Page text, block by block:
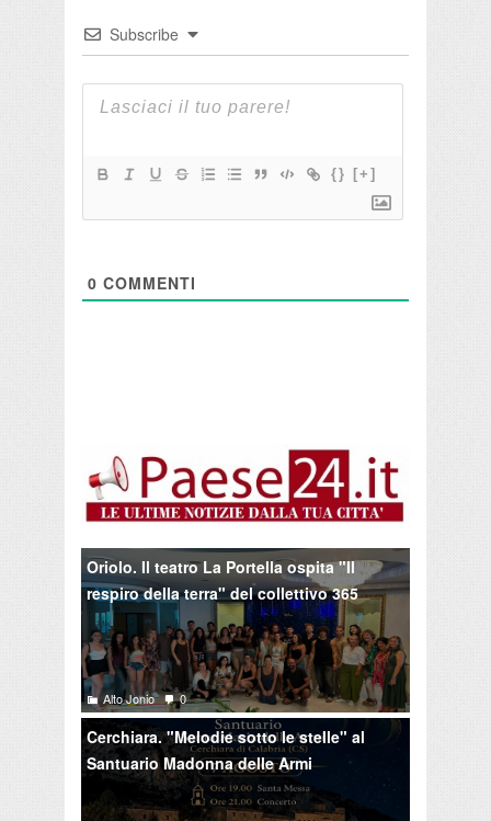
Subscribe
{} [+]
0 COMMENTI
Oriolo. Il teatro La Portella ospita "Il
respiro della terra" del collettivo 365
Alto Jonio 0
Cerchiara. "Melodie sotto le stelle" al
Santuario Madonna delle Armi